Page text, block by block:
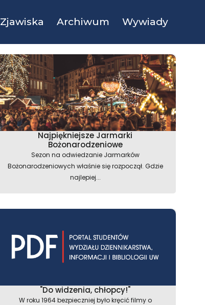
Zjawiska Archiwum Wywiady
Najpiękniejsze Jarmarki
Bożonarodzeniowe
Sezon na odwiedzanie Jarmarków
Bożonarodzeniowych właśnie się rozpoczął. Gdzie
najlepiej...
"Do widzenia, chłopcy!"
W roku 1964 bezpieczniej było kręcić filmy o